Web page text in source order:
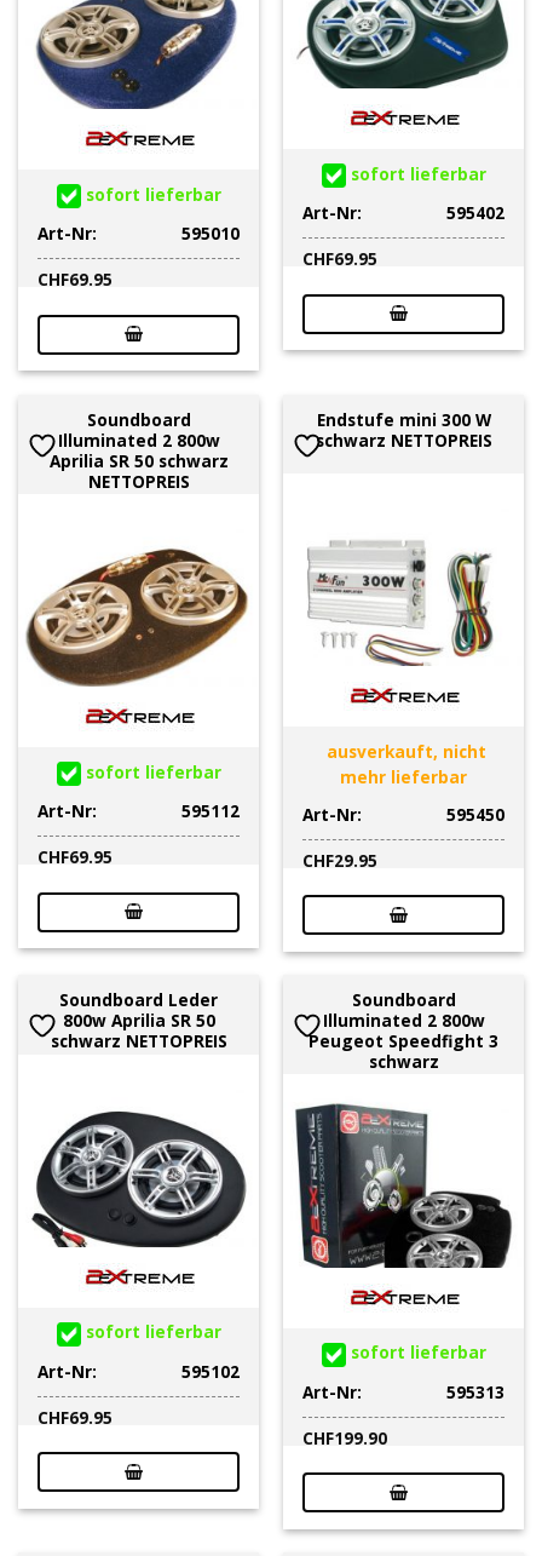
sofort lieferbar
Art-Nr:
595010
CHF69.95
sofort lieferbar
Art-Nr:
595402
CHF69.95
Soundboard
Illuminated 2 800w
Aprilia SR 50 schwarz
NETTOPREIS
sofort lieferbar
Art-Nr:
595112
CHF69.95
Endstufe mini 300 W
schwarz NETTOPREIS
ausverkauft, nicht
mehr lieferbar
Art-Nr:
595450
CHF29.95
Soundboard Leder
800w Aprilia SR 50
schwarz NETTOPREIS
sofort lieferbar
Art-Nr:
595102
CHF69.95
Soundboard
Illuminated 2 800w
Peugeot Speedfight 3
schwarz
sofort lieferbar
Art-Nr:
595313
CHF199.90